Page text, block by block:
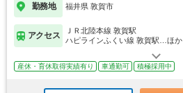
勤務地 福井県 敦賀市
アクセス
ＪＲ北陸本線 敦賀駅
ハピラインふくい線 敦賀駅…ほか
産休・育休取得実績有り 車通勤可 積極採用中